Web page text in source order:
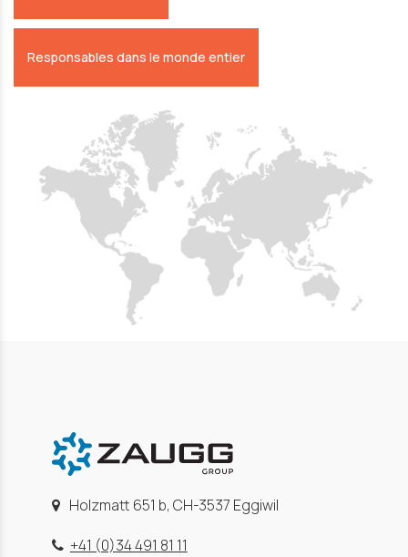
Responsables dans le monde entier
Holzmatt 651 b, CH-3537 Eggiwil
+41 (0)34 491 81 11